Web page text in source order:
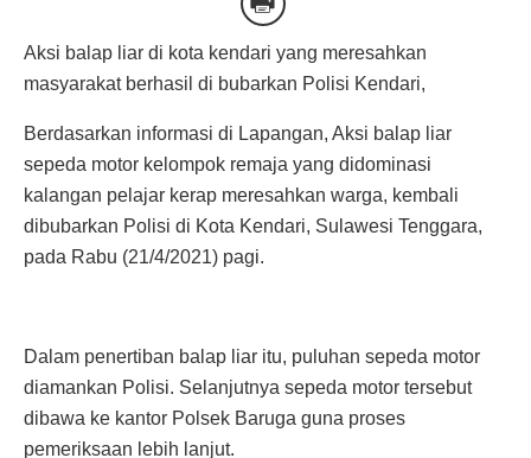
Aksi balap liar di kota kendari yang meresahkan
masyarakat berhasil di bubarkan Polisi Kendari,
Berdasarkan informasi di Lapangan, Aksi balap liar
sepeda motor kelompok remaja yang didominasi
kalangan pelajar kerap meresahkan warga, kembali
dibubarkan Polisi di Kota Kendari, Sulawesi Tenggara,
pada Rabu (21/4/2021) pagi.
Dalam penertiban balap liar itu, puluhan sepeda motor
diamankan Polisi. Selanjutnya sepeda motor tersebut
dibawa ke kantor Polsek Baruga guna proses
pemeriksaan lebih lanjut.